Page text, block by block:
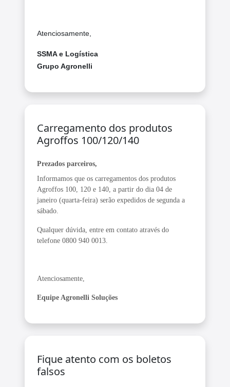
Atenciosamente,
SSMA e Logística
Grupo Agronelli
Carregamento dos produtos
Agroffos 100/120/140
Prezados parceiros,
Informamos que os carregamentos dos produtos
Agroffos 100, 120 e 140, a partir do dia 04 de
janeiro (quarta-feira) serão expedidos de segunda a
sábado.
Qualquer dúvida, entre em contato através do
telefone 0800 940 0013.
Atenciosamente,
Equipe Agronelli Soluções
Fique atento com os boletos
falsos